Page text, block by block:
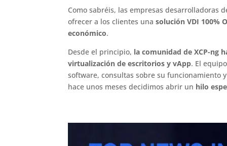
Como sabréis, las empresas desarrolladoras
ofrecer a los clientes unasolución VDI 100%
económico.
Desde el principio, la comunidad de XCP-ng
virtualización de escritorios y vApp. El
software, consultas sobre su funcionamiento
hace unos meses decidimos abrir un hilo